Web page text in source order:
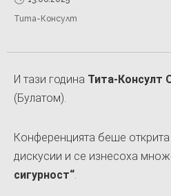
Тита-Консулт
И тази година Тита-Консулт
(Булатом).
Конференцията беше
дискусии и се изнесоха
сигурност“.